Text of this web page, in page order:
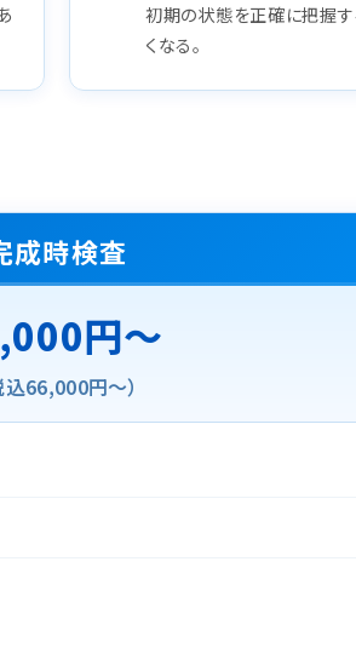
初期の状態を正確に把握す
くなる。
成時検査
円～
込66,000円～）